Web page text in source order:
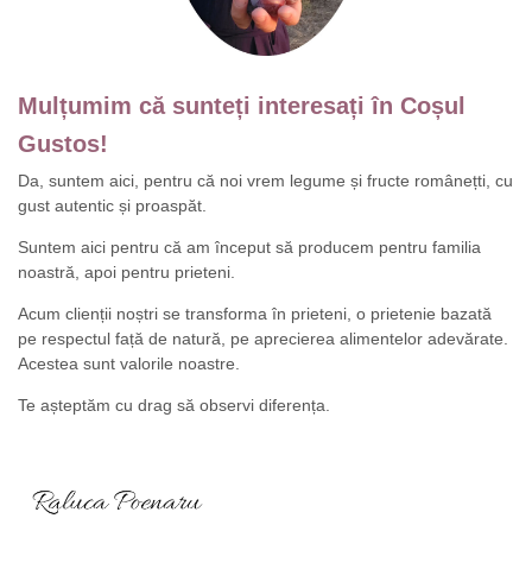
Mulțumim că sunteți interesați în Coșul
Gustos!
Da, suntem aici, pentru că noi vrem legume și fructe românețti, cu
gust autentic și proaspăt.
Suntem aici pentru că am început să producem pentru familia
noastră, apoi pentru prieteni.
Acum clienții noștri se transforma în prieteni, o prietenie bazată
pe respectul față de natură, pe aprecierea alimentelor adevărate.
Acestea sunt valorile noastre.
Te așteptăm cu drag să observi diferența.